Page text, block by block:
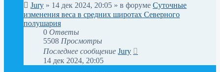
Jury » 14 дек 2024, 20:05 » в форуме Суточные
изменения веса в средних широтах Северного
полушария
0 Ответы
5508 Просмотры
Последнее сообщение Jury
14 дек 2024, 20:05